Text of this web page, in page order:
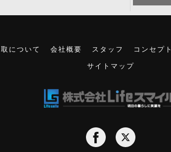
について 会社概要 スタッフ コンセプト
サイトマップ